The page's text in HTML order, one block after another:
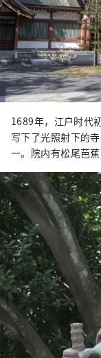
1689年，江户时代
写下了光照射下的
一。院内有松尾芭